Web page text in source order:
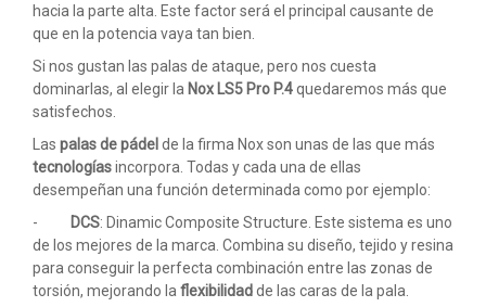
hacia la parte alta. Este factor será el principal causante de
que en la potencia vaya tan bien.
Si nos gustan las palas de ataque, pero nos cuesta
dominarlas, al elegir la Nox LS5 Pro P.4quedaremos más que
satisfechos.
Las palas de pádelde la firma Nox son unas de las que más
tecnologíasincorpora. Todas y cada una de ellas
desempeñan una función determinada como por ejemplo:
-
DCS: Dinamic Composite Structure. Este sistema es uno
de los mejores de la marca. Combina su diseño, tejido y resina
para conseguir la perfecta combinación entre las zonas de
torsión, mejorando la flexibilidadde las caras de la pala.